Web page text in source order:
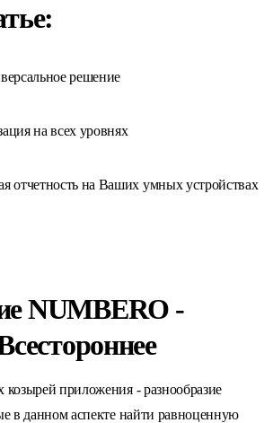
решение
на всех уровнях
отчетность на Ваших умных устройствах
NUMBERO -
приложения - разнообразие
в данном аспекте найти равноценную